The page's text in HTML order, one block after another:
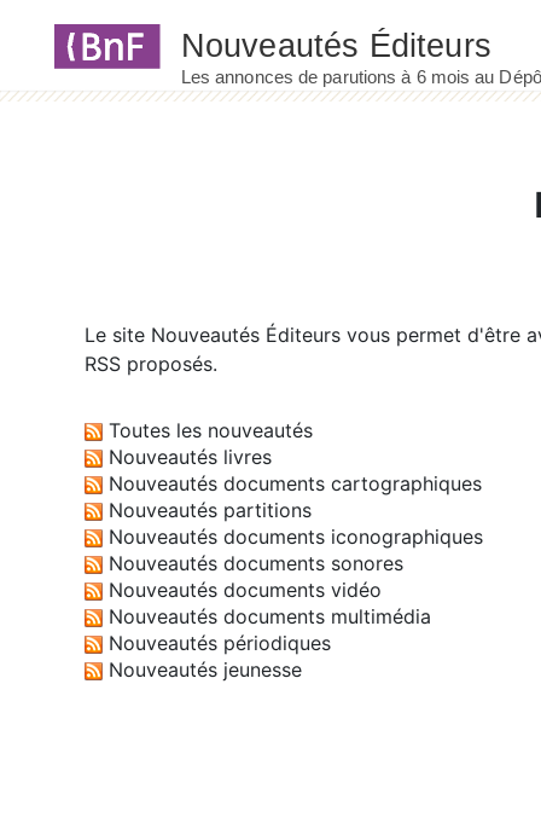
Le site Nouveautés Éditeurs vous permet d'être
RSS proposés.
Toutes les nouveautés
Nouveautés livres
Nouveautés documents cartographiques
Nouveautés partitions
Nouveautés documents iconographiques
Nouveautés documents sonores
Nouveautés documents vidéo
Nouveautés documents multimédia
Nouveautés périodiques
Nouveautés jeunesse